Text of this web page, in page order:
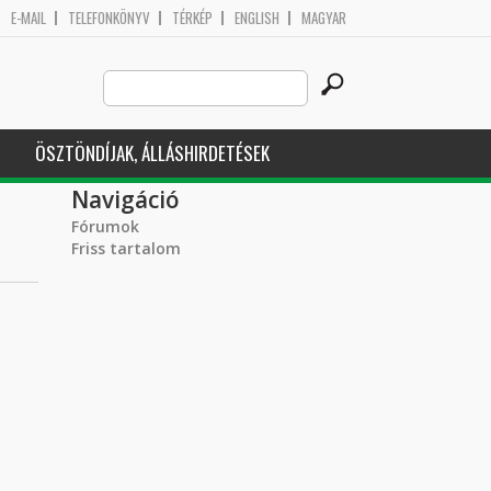
E-MAIL TELEFONKÖNYV TÉRKÉP ENGLISH MAGYAR
Search
this
site
ÖSZTÖNDÍJAK, ÁLLÁSHIRDETÉSEK
Navigáció
Fórumok
Friss tartalom